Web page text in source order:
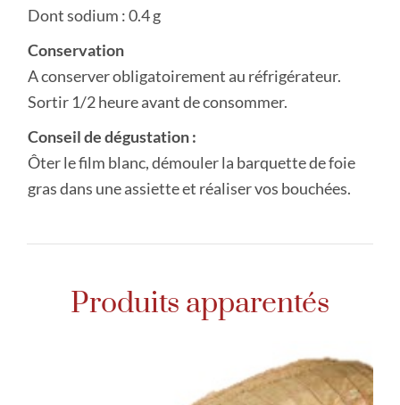
Dont sodium : 0.4 g
Conservation
A conserver obligatoirement au réfrigérateur.
Sortir 1/2 heure avant de consommer.
Conseil de dégustation :
Ôter le film blanc, démouler la barquette de foie
gras dans une assiette et réaliser vos bouchées.
Produits apparentés